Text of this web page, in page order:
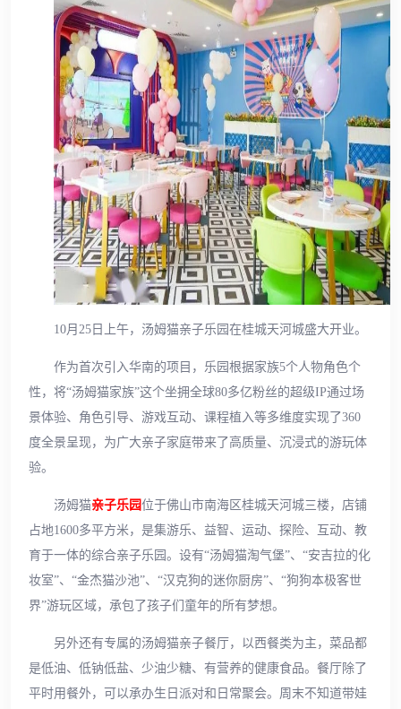
10月25日上午，汤姆猫亲子乐园在桂城天河城盛大开业。
作为首次引入华南的项目，乐园根据家族5个人物角色个
性，将“汤姆猫家族”这个坐拥全球80多亿粉丝的超级IP通过场
景体验、角色引导、游戏互动、课程植入等多维度实现了360
度全景呈现，为广大亲子家庭带来了高质量、沉浸式的游玩体
验。
汤姆猫亲子乐园位于佛山市南海区桂城天河城三楼，店铺
占地1600多平方米，是集游乐、益智、运动、探险、互动、教
育于一体的综合亲子乐园。设有“汤姆猫淘气堡”、“安吉拉的化
妆室”、“金杰猫沙池”、“汉克狗的迷你厨房”、“狗狗本极客世
界”游玩区域，承包了孩子们童年的所有梦想。
另外还有专属的汤姆猫亲子餐厅，以西餐类为主，菜品都
是低油、低钠低盐、少油少糖、有营养的健康食品。餐厅除了
平时用餐外，可以承办生日派对和日常聚会。周末不知道带娃